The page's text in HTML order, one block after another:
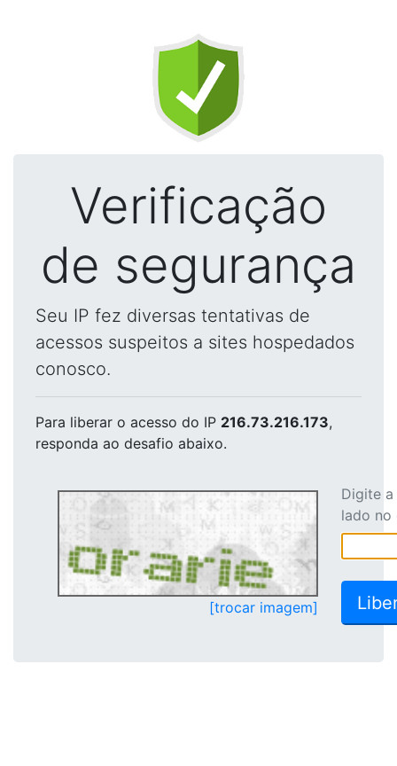
Verificação
de segurança
Seu IP fez diversas tentativas de
acessos suspeitos a sites hospedados
conosco.
Para liberar o acesso do IP 216.73.216.173,
responda ao desafio abaixo.
[trocar imagem]
Digite
lado no